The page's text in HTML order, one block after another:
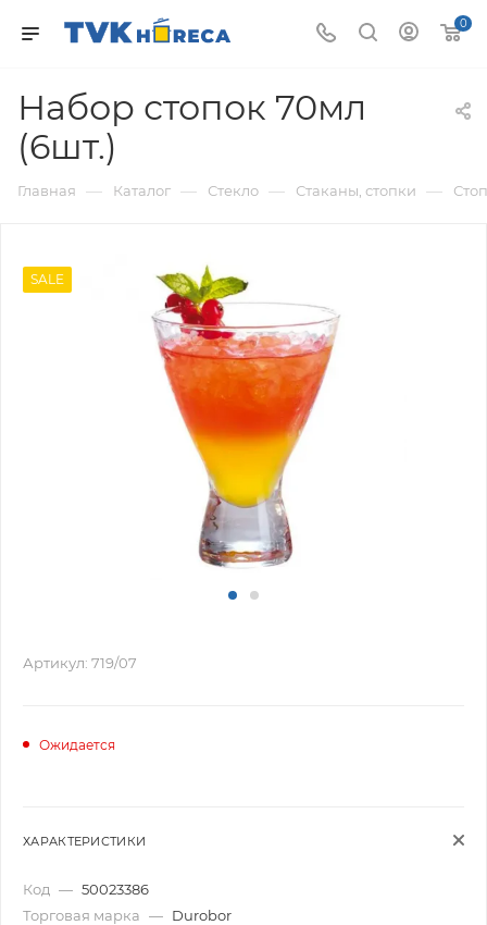
0
Набор стопок 70мл
(6шт.)
Главная — Каталог — Стекло — Стаканы, стопки —
SALE
Артикул: 719/07
Ожидается
ХАРАКТЕРИСТИКИ
Код — 50023386
Торговая марка — Durobor